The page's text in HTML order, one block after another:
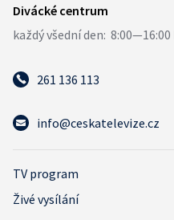
261 136 113
info@ceskatelevize.cz
TV program
Živé vysílání